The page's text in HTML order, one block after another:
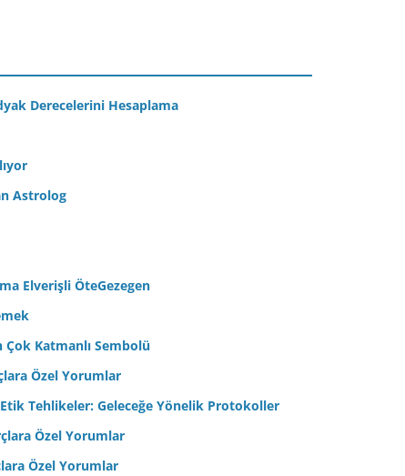
Derecelerini Hesaplama
Astrolog
Elverişli ÖteGezegen
Çok Katmanlı Sembolü
Özel Yorumlar
Tehlikeler: Geleceğe Yönelik Protokoller
Özel Yorumlar
Özel Yorumlar